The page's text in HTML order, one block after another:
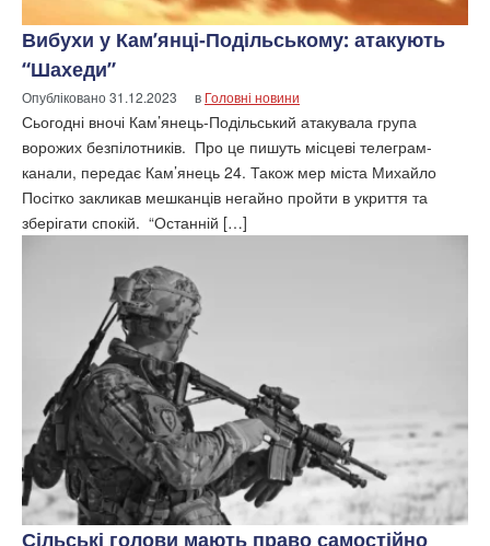
Вибухи у Кам’янці-Подільському: атакують
“Шахеди”
Опубліковано31.12.2023 в Головні новини
Сьогодні вночі Кам’янець-Подільський атакувала група
ворожих безпілотників. Про це пишуть місцеві телеграм-
канали, передає Кам’янець 24. Також мер міста Михайло
Посітко закликав мешканців негайно пройти в укриття та
зберігати спокій. “Останній […]
Сільські голови мають право самостійно